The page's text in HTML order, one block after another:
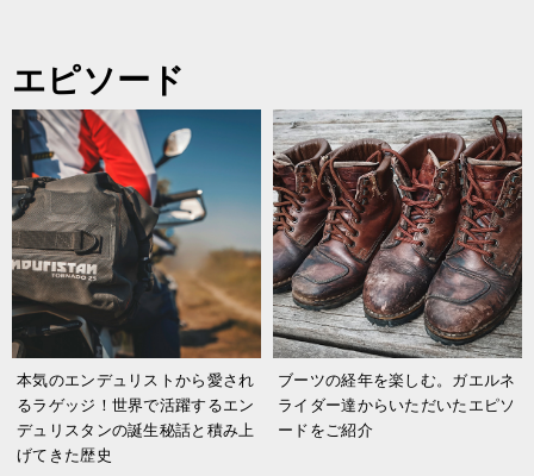
エピソード
本気のエンデュリストから愛され
るラゲッジ！世界で活躍するエン
デュリスタンの誕生秘話と積み上
げてきた歴史
ブーツの経年を楽しむ。ガエルネ
ライダー達からいただいたエピソ
ードをご紹介